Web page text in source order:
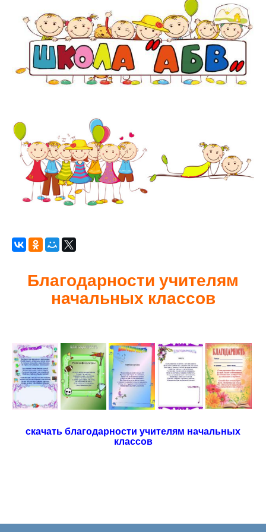
Благодарности учителям
начальных классов
скачать благодарности учителям начальных
классов